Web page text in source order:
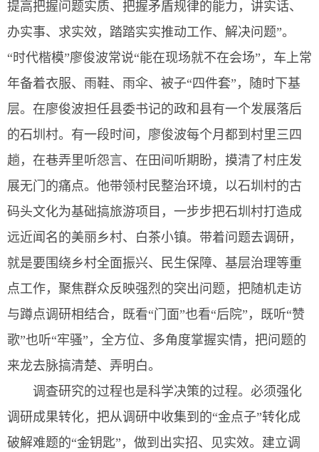
提高把握问题实质、把握矛盾规律的能力，讲实话、
办实事、求实效，踏踏实实推动工作、解决问题”。
“时代楷模”廖俊波常说“能在现场就不在会场”，车上常
年备着衣服、雨鞋、雨伞、被子“四件套”，随时下基
层。在廖俊波担任县委书记的政和县有一个发展落后
的石圳村。有一段时间，廖俊波每个月都到村里三四
趟，在巷弄里听怨言、在田间听期盼，摸清了村庄发
展无门的痛点。他带领村民整治环境，以石圳村的古
码头文化为基础搞旅游项目，一步步把石圳村打造成
远近闻名的美丽乡村、白茶小镇。带着问题去调研，
就是要围绕乡村全面振兴、民生保障、基层治理等重
点工作，聚焦群众反映强烈的突出问题，把随机走访
与蹲点调研相结合，既看“门面”也看“后院”，既听“赞
歌”也听“牢骚”，全方位、多角度掌握实情，把问题的
来龙去脉搞清楚、弄明白。
调查研究的过程也是科学决策的过程。必须强化
调研成果转化，把从调研中收集到的“金点子”转化成
破解难题的“金钥匙”，做到出实招、见实效。建立调